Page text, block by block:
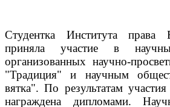
Студентка Института права
приняла участие в
организованных научно-
"Традиция" и научным
вятка". По результатам
награждена дипломами.